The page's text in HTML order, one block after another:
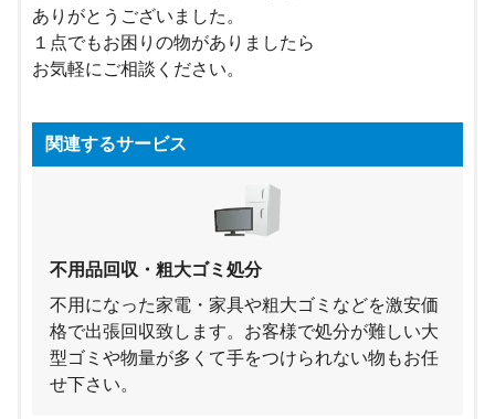
ありがとうございました。
１点でもお困りの物がありましたら
お気軽にご相談ください。
関連するサービス
不用品回収・粗大ゴミ処分
不用になった家電・家具や粗大ゴミなどを激安価
格で出張回収致します。お客様で処分が難しい大
型ゴミや物量が多くて手をつけられない物もお任
せ下さい。